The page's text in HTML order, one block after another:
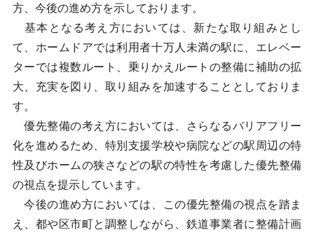
方、今後の進め方を示しております。
基本となる考え方においては、新たな取り組みとし
て、ホームドアでは利用者十万人未満の駅に、エレベー
ターでは複数ルート、乗りかえルートの整備に補助の拡
大、充実を図り、取り組みを加速することとしておりま
す。
優先整備の考え方においては、さらなるバリアフリー
化を進めるため、特別支援学校や病院などの駅周辺の特
性及びホームの狭さなどの駅の特性を考慮した優先整備
の視点を提示しています。
今後の進め方においては、この優先整備の視点を踏ま
え、都や区市町と調整しながら、鉄道事業者に整備計画